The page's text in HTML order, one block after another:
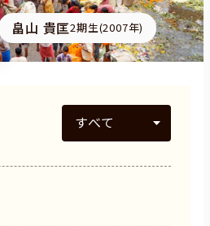
畠山 貴匡2期生(2007年)